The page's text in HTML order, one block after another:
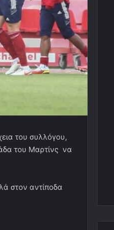
του συλλόγου,
του Μαρτίνς να
στον αντίποδα